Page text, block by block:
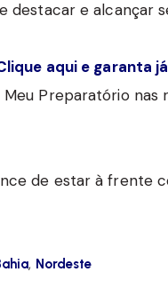
destacar e alcançar
aqui e garanta
Preparatório
de estar à frente
, Nordeste